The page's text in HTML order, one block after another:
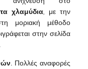
χλαμύδια, με την
μοριακή μέθοδο
στην σελίδα
Πολλές αναφορές